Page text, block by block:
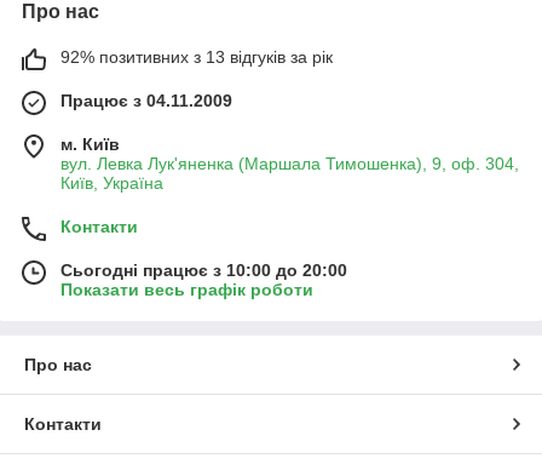
Про нас
92% позитивних з 13 відгуків за рік
Працює з 04.11.2009
м. Київ
вул. Левка Лук'яненка (Маршала Тимошенка), 9, оф. 304,
Київ, Україна
Контакти
Сьогодні працює з 10:00 до 20:00
Показати весь графік роботи
Про нас
Контакти